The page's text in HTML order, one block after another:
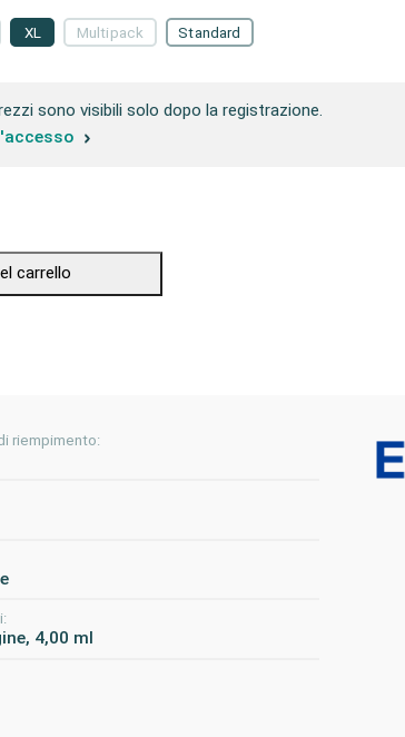
Multipack Standard
XL
sono visibili solo dopo la registrazione.
carrello
riempimento:
4,00 ml